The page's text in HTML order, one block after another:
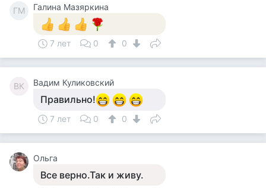
ГМ Галина Мазяркина
7 лет 0 0
ВК Вадим Куликовский
Правильно!
7 лет 0 0
Ольга
Все верно.Так и живу.